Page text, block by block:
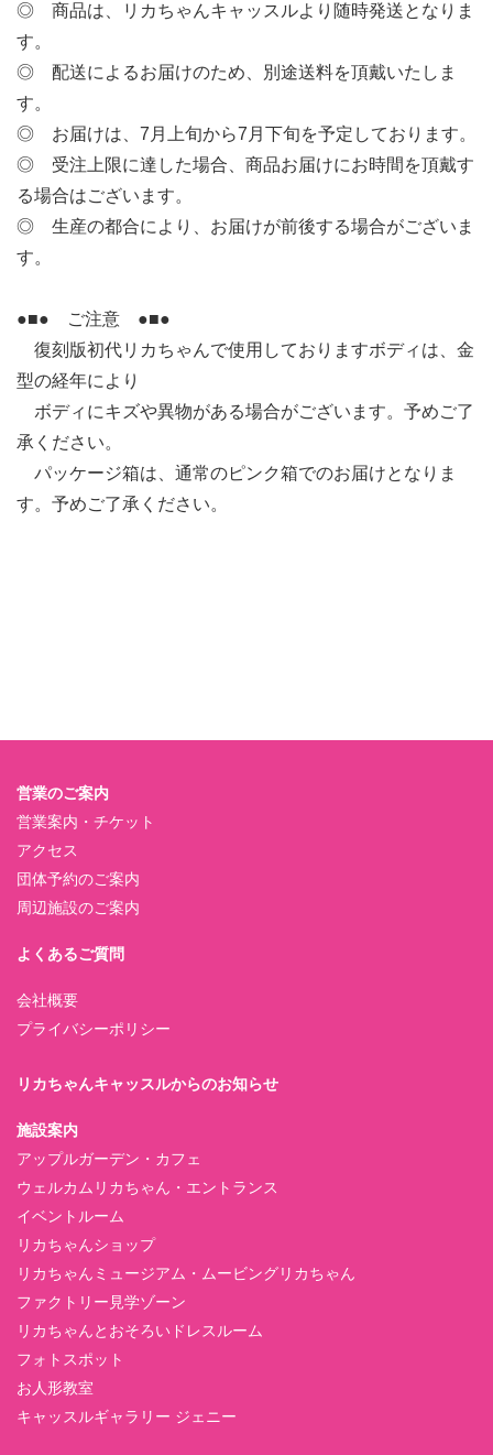
◎ 商品は、リカちゃんキャッスルより随時発送となりま
す。
◎ 配送によるお届けのため、別途送料を頂戴いたしま
す。
◎ お届けは、7月上旬から7月下旬を予定しております。
◎ 受注上限に達した場合、商品お届けにお時間を頂戴す
る場合はございます。
◎ 生産の都合により、お届けが前後する場合がございま
す。
●■● ご注意 ●■●
復刻版初代リカちゃんで使用しておりますボディは、金
型の経年により
ボディにキズや異物がある場合がございます。予めご了
承ください。
パッケージ箱は、通常のピンク箱でのお届けとなりま
す。予めご了承ください。
営業のご案内
営業案内・チケット
アクセス
団体予約のご案内
周辺施設のご案内
よくあるご質問
会社概要
プライバシーポリシー
リカちゃんキャッスルからのお知らせ
施設案内
アップルガーデン・カフェ
ウェルカムリカちゃん・エントランス
イベントルーム
リカちゃんショップ
リカちゃんミュージアム・ムービングリカちゃん
ファクトリー見学ゾーン
リカちゃんとおそろいドレスルーム
フォトスポット
お人形教室
キャッスルギャラリー ジェニー